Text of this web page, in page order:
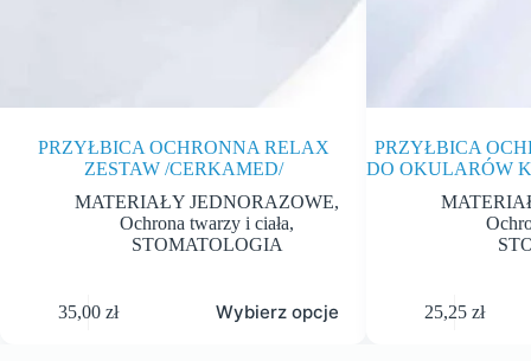
PRZYŁBICA OCHRONNA RELAX
ZESTAW /CERKAMED/
MATERIAŁY JEDNORAZOWE,
Ochrona twarzy i ciała,
STOMATOLOGIA
35,00zł Wybierz opcje
PRZYŁBICA
DO OKULARÓW
25,25zł